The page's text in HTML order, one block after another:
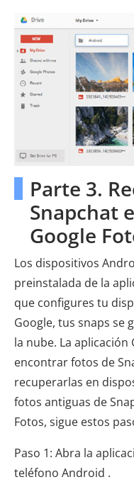
Parte 3.
Snapchat
Google
Los dispositivos
preinstalada de la
que configures tu
Google, tus snaps se
la nube. La aplicación
encontrar fotos de
recuperarlas en
fotos antiguas de
Fotos, sigue estos
Paso 1: Abra la
teléfono Android .